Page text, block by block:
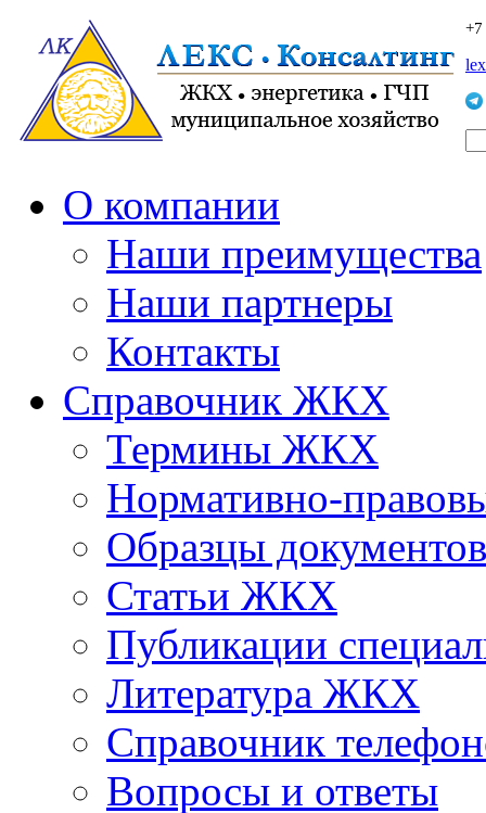
О компании
Наши преимущества
Наши партнеры
Контакты
Справочник ЖКХ
Термины ЖКХ
Нормативно-
Образцы документов
Статьи ЖКХ
Публикации
Литература ЖКХ
Справочник
Вопросы и ответы